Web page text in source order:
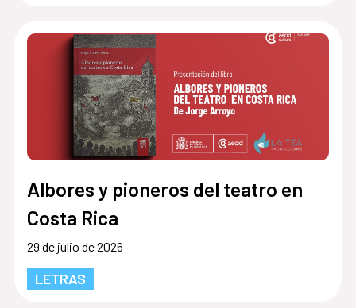
Albores y pioneros del teatro en
Costa Rica
29 de julio de 2026
LETRAS